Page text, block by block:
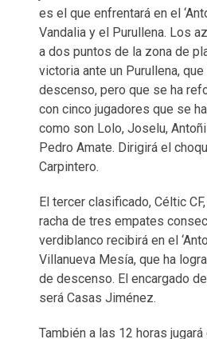
es el que enfrentará en el
Vandalia y el Purullena. Los
a dos puntos de la zona de
victoria ante un Purullena,
descenso, pero que se ha
con cinco jugadores que se
como son Lolo, Joselu,
Pedro Amate. Dirigirá el
Carpintero.
El tercer clasificado, Céltic
racha de tres empates
verdiblanco recibirá en el
Villanueva Mesía, que ha
de descenso. El encargado
será Casas Jiménez.
También a las 12 horas jugará